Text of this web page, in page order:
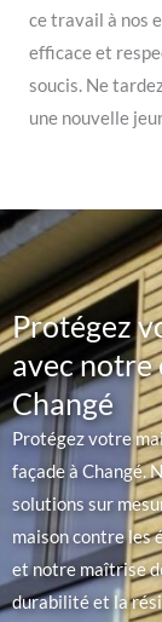
ce travail à nos
efficace et
soucis. Ne
une nouvelle
Protégez
avec notre
Changé
Protégez votre
façade à Changé.
solutions sur
maison contre les
et notre maîtrise
durabilité et la